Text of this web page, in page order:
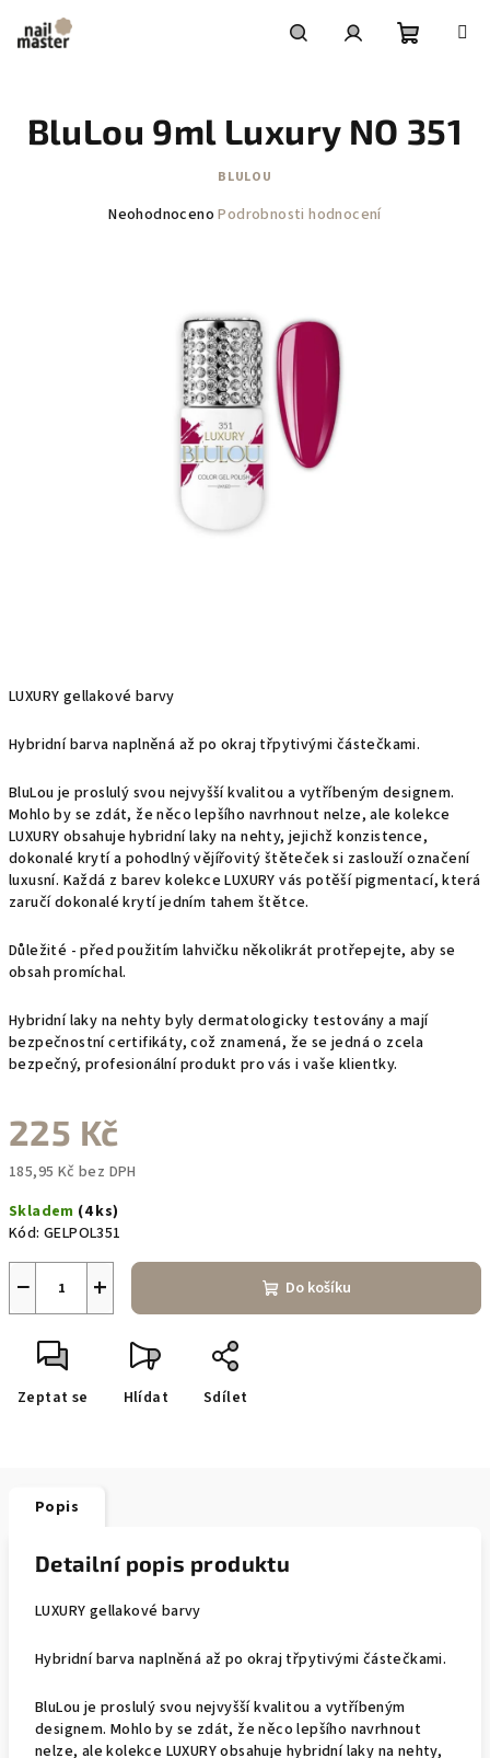
obsah
košík
LUXURY gellakové barvy
Hybridní barva naplněná až po okraj třpytivými částečkami.
BluLou je proslulý svou nejvyšší kvalitou a vytříbeným designem.
Mohlo by se zdát, že něco lepšího navrhnout nelze, ale kolekce
LUXURY obsahuje hybridní laky na nehty, jejichž konzistence,
dokonalé krytí a pohodlný vějířovitý štěteček si zaslouží označení
luxusní. Každá z barev kolekce LUXURY vás potěší pigmentací, která
zaručí dokonalé krytí jedním tahem štětce.
Důležité - před použitím lahvičku několikrát protřepejte, aby se
obsah promíchal.
Hybridní laky na nehty byly dermatologicky testovány a mají
bezpečnostní certifikáty, což znamená, že se jedná o zcela
bezpečný, profesionální produkt pro vás i vaše klientky.
225 Kč
185,95 Kč bez DPH
cena:
Skladem (4 ks)
Kód: GELPOL351
+
− Do košíku
Zeptat se Hlídat Sdílet
BluLou 9ml Luxury NO 351
BLULOU
Průměrné
hvězdiček.
Neohodnoceno Podrobnosti hodnocení
Popis
Detailní popis produktu
LUXURY gellakové barvy
Hybridní barva naplněná až po okraj třpytivými částečkami.
BluLou je proslulý svou nejvyšší kvalitou a vytříbeným
designem. Mohlo by se zdát, že něco lepšího navrhnout
nelze, ale kolekce LUXURY obsahuje hybridní laky na nehty,